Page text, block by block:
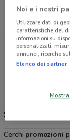
Via
4.5 km
Stazione
5.4 km
Solaris, offerte
Cerchi promozioni
Noi e i nostri
Utilizzare dati di
caratteristiche del
informazioni su
personalizzati,
annunci, ricerche
Elenco dei partner